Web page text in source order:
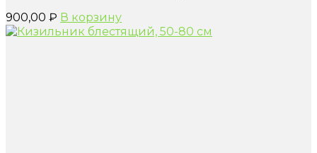
900,00 ₽ В корзину